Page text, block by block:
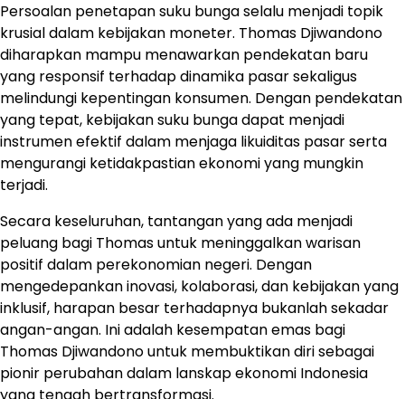
Persoalan penetapan suku bunga selalu menjadi topik
krusial dalam kebijakan moneter. Thomas Djiwandono
diharapkan mampu menawarkan pendekatan baru
yang responsif terhadap dinamika pasar sekaligus
melindungi kepentingan konsumen. Dengan pendekatan
yang tepat, kebijakan suku bunga dapat menjadi
instrumen efektif dalam menjaga likuiditas pasar serta
mengurangi ketidakpastian ekonomi yang mungkin
terjadi.
Secara keseluruhan, tantangan yang ada menjadi
peluang bagi Thomas untuk meninggalkan warisan
positif dalam perekonomian negeri. Dengan
mengedepankan inovasi, kolaborasi, dan kebijakan yang
inklusif, harapan besar terhadapnya bukanlah sekadar
angan-angan. Ini adalah kesempatan emas bagi
Thomas Djiwandono untuk membuktikan diri sebagai
pionir perubahan dalam lanskap ekonomi Indonesia